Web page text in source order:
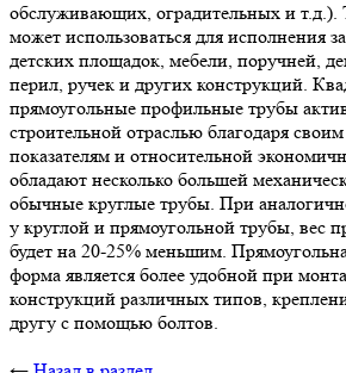
обслуживающих, оградительных и т.д.).
может использоваться для исполнения
детских площадок, мебели, поручней,
перил, ручек и других конструкций.
прямоугольные профильные трубы
строительной отраслью благодаря
показателям и относительной
обладают несколько большей
обычные круглые трубы. При
у круглой и прямоугольной трубы, вес
будет на 20-25% меньшим.
форма является более удобной при
конструкций различных типов,
другу с помощью болтов.